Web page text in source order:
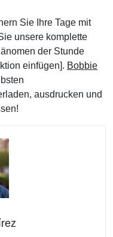
Sie Ihre Tage mit
unsere komplette
der Stunde
einfügen]. Bobbie
ausdrucken und